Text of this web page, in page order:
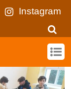
Instagram